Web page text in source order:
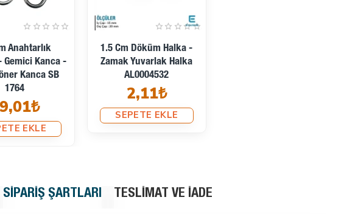
Anahtarlık
Gemici Kanca -
Kanca SB
1764
EKLE
1.5 Cm Döküm Halka -
Zamak Yuvarlak Halka
AL0004532
2,11₺
SEPETE EKLE
SIPARIŞ ŞARTLARI TESLIMAT VE İADE